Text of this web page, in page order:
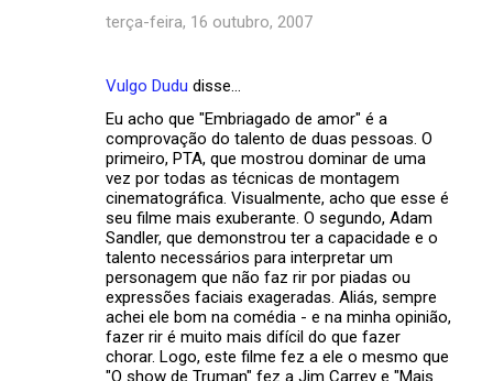
terça-feira, 16 outubro, 2007
Vulgo Dudu disse…
Eu acho que "Embriagado de amor" é a
comprovação do talento de duas pessoas. O
primeiro, PTA, que mostrou dominar de uma
vez por todas as técnicas de montagem
cinematográfica. Visualmente, acho que esse é
seu filme mais exuberante. O segundo, Adam
Sandler, que demonstrou ter a capacidade e o
talento necessários para interpretar um
personagem que não faz rir por piadas ou
expressões faciais exageradas. Aliás, sempre
achei ele bom na comédia - e na minha opinião,
fazer rir é muito mais difícil do que fazer
chorar. Logo, este filme fez a ele o mesmo que
"O show de Truman" fez a Jim Carrey e "Mais